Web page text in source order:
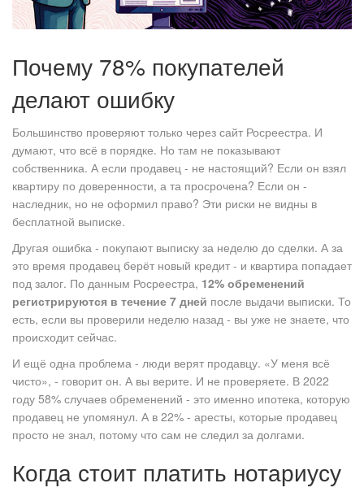
Почему 78% покупателей
делают ошибку
Большинство проверяют только через сайт Росреестра. И
думают, что всё в порядке. Но там не показывают
собственника. А если продавец - не настоящий? Если он взял
квартиру по доверенности, а та просрочена? Если он -
наследник, но не оформил право? Эти риски не видны в
бесплатной выписке.
Другая ошибка - покупают выписку за неделю до сделки. А за
это время продавец берёт новый кредит - и квартира попадает
под залог. По данным Росреестра, 12% обременений
регистрируются в течение 7 дней после выдачи выписки. То
есть, если вы проверили неделю назад - вы уже не знаете, что
происходит сейчас.
И ещё одна проблема - люди верят продавцу. «У меня всё
чисто», - говорит он. А вы верите. И не проверяете. В 2022
году 58% случаев обременений - это именно ипотека, которую
продавец не упомянул. А в 22% - аресты, которые продавец
просто не знал, потому что сам не следил за долгами.
Когда стоит платить нотариусу